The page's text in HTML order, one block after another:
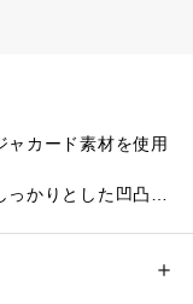
ャカード素材を使用
かりとした凹凸で
ザインにすることで